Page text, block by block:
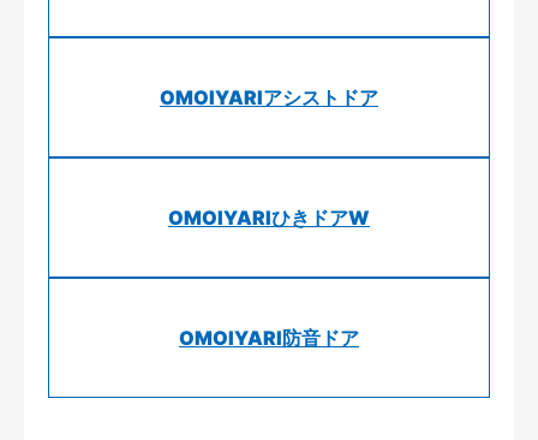
OMOIYARIアシストドア
OMOIYARIひきドアW
OMOIYARI防音ドア